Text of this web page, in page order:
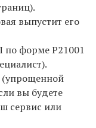
выпустит его
по форме Р21001
(упрощенной
вы будете
сервис или